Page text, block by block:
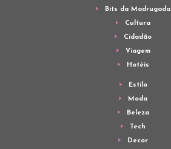
Bits da Madrugada
Cultura
Cidadão
Viagem
Hotéis
Estilo
Moda
Beleza
Tech
Decor